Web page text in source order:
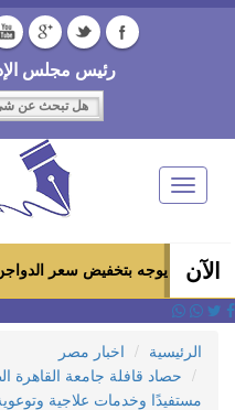
رئيس مجلس
Toggle
navigation
الآن
سعر الدواجن المجمدة إلى 100 جنيه للكيلو بالمجمعات الاستهلاكية ومعارض
الرئيسية
اخبار مصر
مستفيدًا وخدمات علاجية